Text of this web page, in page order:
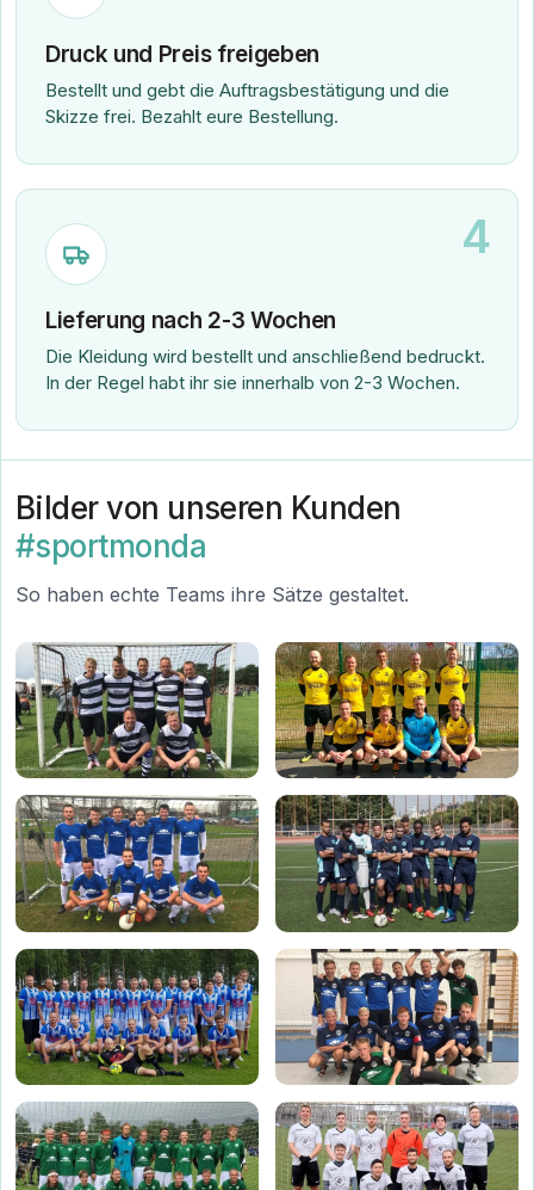
Druck und Preis freigeben
Bestellt und gebt die Auftragsbestätigung und die
Skizze frei. Bezahlt eure Bestellung.
4
Lieferung nach 2-3 Wochen
Die Kleidung wird bestellt und anschließend bedruckt.
In der Regel habt ihr sie innerhalb von 2-3 Wochen.
Bilder von unseren Kunden
#sportmonda
So haben echte Teams ihre Sätze gestaltet.